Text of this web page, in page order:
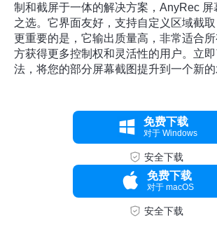
制和截屏于一体的解决方案，AnyRec 屏
之选。它界面友好，支持自定义区域截取
更重要的是，它输出质量高，非常适合
方获得更多控制权和灵活性的用户。立
法，将您的部分屏幕截图提升到一个新的
免费下载
对于 Windows
安全下载
免费下载
对于 macOS
安全下载